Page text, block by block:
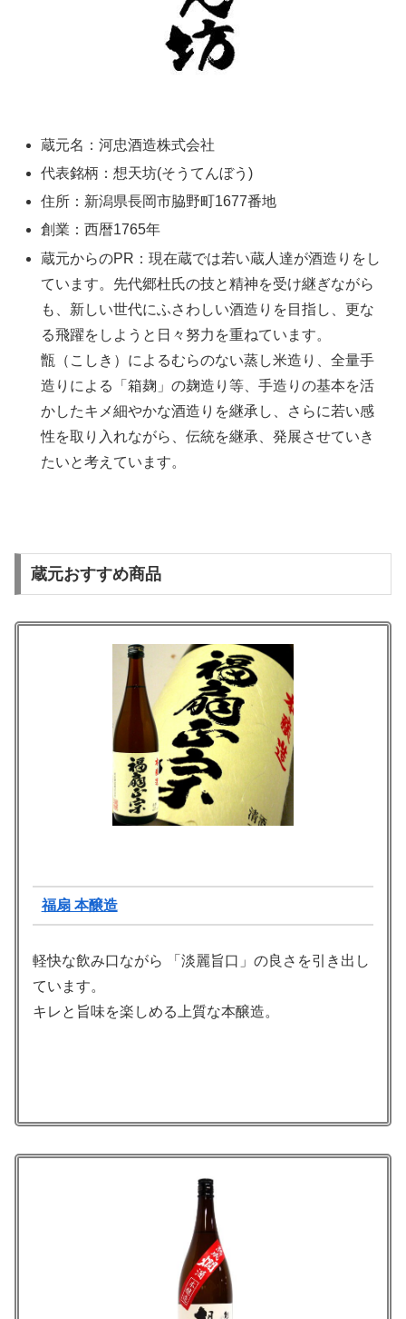
蔵元名：河忠酒造株式会社
代表銘柄：想天坊(そうてんぼう)
住所：新潟県長岡市脇野町1677番地
創業：西暦1765年
蔵元からのPR：現在蔵では若い蔵人達が酒造りをし
ています。先代郷杜氏の技と精神を受け継ぎながら
も、新しい世代にふさわしい酒造りを目指し、更な
る飛躍をしようと日々努力を重ねています。
甑（こしき）によるむらのない蒸し米造り、全量手
造りによる「箱麹」の麹造り等、手造りの基本を活
かしたキメ細やかな酒造りを継承し、さらに若い感
性を取り入れながら、伝統を継承、発展させていき
たいと考えています。
蔵元おすすめ商品
福扇 本醸造
軽快な飲み口ながら 「淡麗旨口」の良さを引き出し
ています。
キレと旨味を楽しめる上質な本醸造。